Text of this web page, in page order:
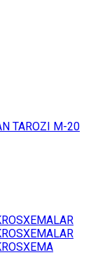
TARОZI M-20